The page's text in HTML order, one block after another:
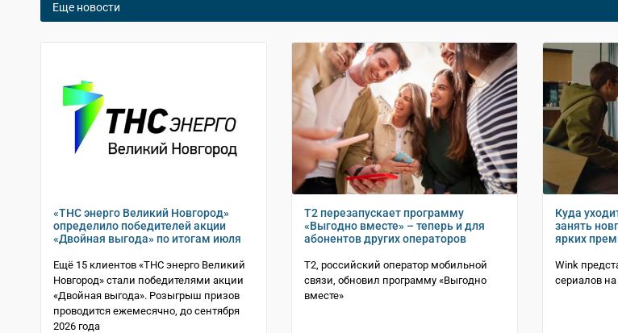
Еще новости
«ТНС энерго Великий Новгород»
определило победителей акции
«Двойная выгода» по итогам июля
Ещё 15 клиентов «ТНС энерго Великий
Новгород» стали победителями акции
«Двойная выгода». Розыгрыш призов
проводится ежемесячно, до сентября
2026 года
Т2 перезапускает программу
«Выгодно вместе» – теперь и для
абонентов других операторов
T2, российский оператор мобильной
связи, обновил программу «Выгодно
вместе»
Куда
занять
ярких
Wink
сериалов на